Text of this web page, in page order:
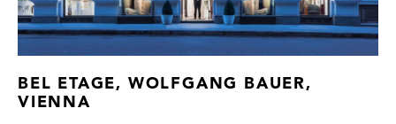
BEL ETAGE, WOLFGANG BAUER,
VIENNA